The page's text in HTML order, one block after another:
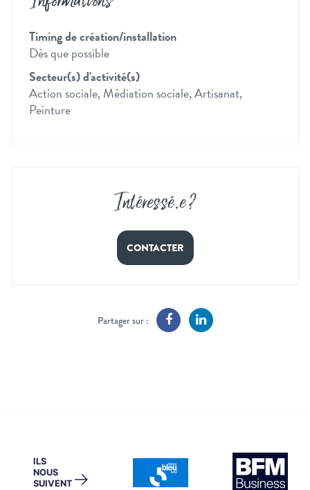
Timing de création/installation
Dès que possible
Secteur(s) d'activité(s)
Action sociale, Médiation sociale, Artisanat,
Peinture
Intéressé.e ?
CONTACTER
Partager sur :
ILS
NOUS
SUIVENT →